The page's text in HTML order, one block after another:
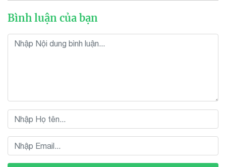
Bình luận của bạn